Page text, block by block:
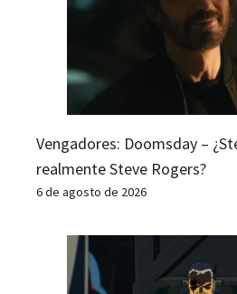
Vengadores: Doomsday –
realmente Steve Rogers?
6 de agosto de 2026